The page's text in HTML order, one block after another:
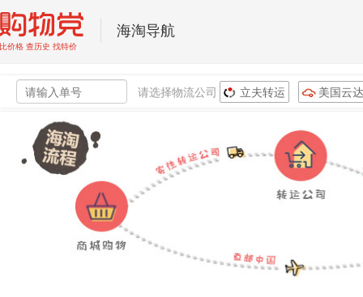
海淘导航
请选择物流公司 立夫转运 美国云达